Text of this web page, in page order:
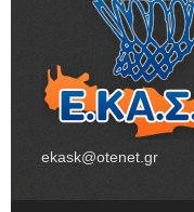
ekask@otenet.gr